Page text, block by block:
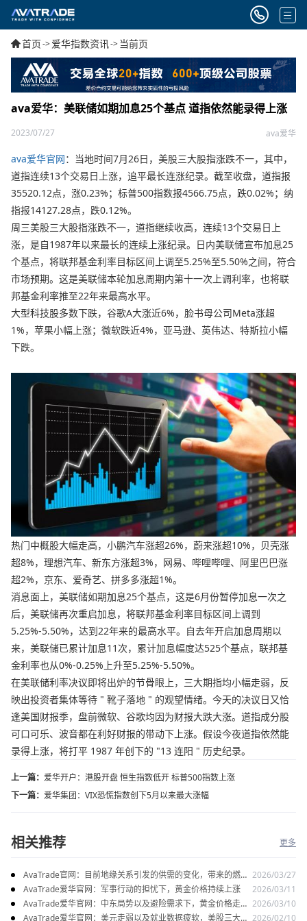
首页->爱华指数资讯-> 当前页
ava爱华：美联储如期加息25个基点 道指依然能录得上涨
2023/07/27 ava爱华
ava爱华官网：当地时间7月26日，美股三大股指涨跌不一，其中，
道指连续13个交易日上涨，追平最长连涨纪录。截至收盘，道指报
35520.12点，涨0.23%；标普500指数报4566.75点，跌0.02%；纳
指报14127.28点，跌0.12%。
周三美股三大股指涨跌不一，道指继续收高，连续13个交易日上
涨，是自1987年以来最长的连续上涨纪录。日内美联储宣布加息25
个基点，将联邦基金利率目标区间上调至5.25%至5.50%之间，符合
市场预期。这是美联储本轮加息周期内第十一次上调利率，也将联
邦基金利率推至22年来最高水平。
大型科技股多数下跌，谷歌A大涨近6%，脸书母公司Meta涨超
1%，苹果小幅上涨；微软跌近4%，亚马逊、英伟达、特斯拉小幅
下跌。
热门中概股大幅走高，小鹏汽车涨超26%，蔚来涨超10%，贝壳涨
超8%，理想汽车、新东方涨超3%，网易、哔哩哔哩、阿里巴巴涨
超2%，京东、爱奇艺、拼多多涨超1%。
消息面上，美联储如期加息25个基点，这是6月份暂停加息一次之
后，美联储再次重启加息，将联邦基金利率目标区间上调到
5.25%-5.50%，达到22年来的最高水平。自去年开启加息周期以
来，美联储已累计加息11次，累计加息幅度达525个基点，联邦基
金利率也从0%-0.25%上升至5.25%-5.50%。
在美联储利率决议即将出炉的节骨眼上，三大期指均小幅走弱，反
映出投资者集体等待 " 靴子落地 " 的观望情绪。今天的决议日又恰
逢美国财报季，盘前微软、谷歌均因为财报大跌大涨。道指成分股
可口可乐、波音都在利好财报的带动下上涨。假设今夜道指依然能
录得上涨，将打平 1987 年创下的 "13 连阳 " 历史纪录。
上一篇： 爱华开户：港股开盘 恒生指数低开 标普500指数上涨
下一篇： 爱华集团：VIX恐慌指数创下5月以来最大涨幅
相关推荐 更多
AvaTrade官网：目前地缘关系引发的供需的变化，带来的燃料
油价格持续上涨
2026/03/27
AvaTrade爱华官网：军事行动的担忧下，黄金价格持续上涨
2026/03/11
AvaTrade爱华官网：中东局势以及避险需求下，黄金价格走势
稳健
2026/03/10
AvaTrade爱华官网：美元走弱以及就业数据疲软，美股三大指 2026/02/10